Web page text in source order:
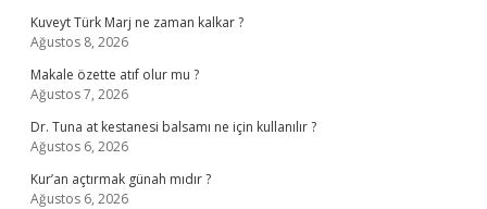
Kuveyt Türk Marj ne zaman kalkar ?
Ağustos 8, 2026
Makale özette atıf olur mu ?
Ağustos 7, 2026
Dr. Tuna at kestanesi balsamı ne için kullanılır ?
Ağustos 6, 2026
Kur’an açtırmak günah mıdır ?
Ağustos 6, 2026